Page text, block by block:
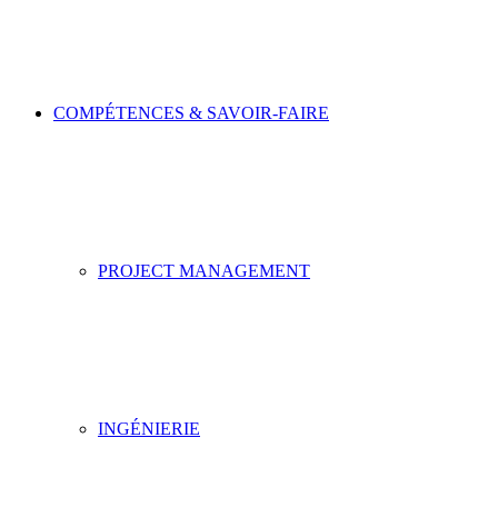
COMPÉTENCES & SAVOIR-FAIRE
PROJECT MANAGEMENT
INGÉNIERIE